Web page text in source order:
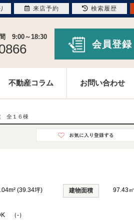
9:00～18:30
会員登録
不動産コラム お問い合わせ
全１６棟
(39.34坪) 建物面積 97.43㎡
（-）
来店予約 検索履歴